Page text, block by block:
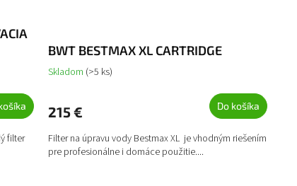
filter
BWT BESTMAX XL CARTRIDGE
Skladom (>5 ks)
215 € Do košíka
Filter na úpravu vody Bestmax XL je vhodným riešením
pre profesionálne i domáce použitie....